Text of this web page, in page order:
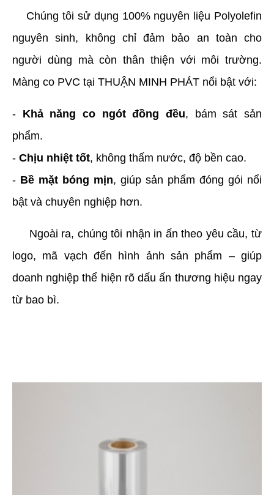
Chúng tôi sử dụng 100% nguyên liệu Polyolefin
nguyên sinh, không chỉ đảm bảo an toàn cho
người dùng mà còn thân thiện với môi trường.
Màng co PVC tại THUẬN MINH PHÁT nổi bật với:
- Khả năng co ngót đồng đều, bám sát sản
phẩm.
- Chịu nhiệt tốt, không thấm nước, độ bền cao.
- Bề mặt bóng mịn, giúp sản phẩm đóng gói nổi
bật và chuyên nghiệp hơn.
Ngoài ra, chúng tôi nhận in ấn theo yêu cầu, từ
logo, mã vạch đến hình ảnh sản phẩm – giúp
doanh nghiệp thể hiện rõ dấu ấn thương hiệu ngay
từ bao bì.